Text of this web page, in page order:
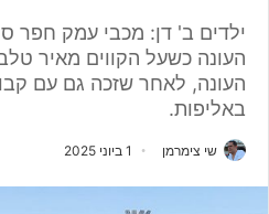
ילדים ב' דן: מכבי עמק חפר
העונה כשעל הקווים מאיר
העונה, לאחר שזכה גם עם
באליפות.
שי צימרמן 1 ביוני 2025